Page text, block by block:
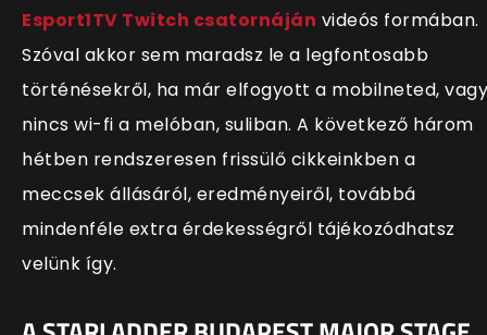
Esport1TV Twitch csatornáján videós formában.
Szóval akkor sem maradsz le a legfontosabb
történésekről, ha már elfogyott a mobilneted, vagy
nincs wi-fi a melóban, suliban. A következő három
hétben rendszeresen frissülő cikkeinkben a
meccsek állásáról, eredményeiről, továbbá
mindenféle extra érdekességről tájékozódhatsz
velünk így.